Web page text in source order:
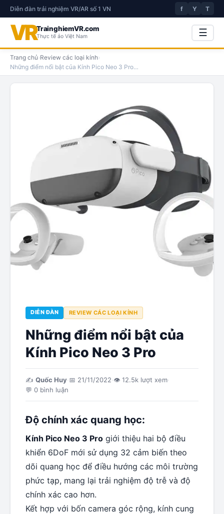
Diễn đàn trải nghiệm VR/AR số 1 VN f Y T
VRTrainghiemVR.com
Thực tế ảo Việt Nam ☰
Trang chủ›Review các loại kính›
Những điểm nổi bật của Kính Pico Neo 3 Pro…
DIỄN ĐÀN REVIEW CÁC LOẠI KÍNH
Những điểm nổi bật của
Kính Pico Neo 3 Pro
✍️ Quốc Huy·📅 21/11/2022·👁 12.5k lượt xem·
💬 0 bình luận
Độ chính xác quang học:
Kính Pico Neo 3 Pro giới thiệu hai bộ điều
khiển 6DoF mới sử dụng 32 cảm biến theo
dõi quang học để điều hướng các môi trường
phức tạp, mang lại trải nghiệm độ trễ và độ
chính xác cao hơn.
Kết hợp với bốn camera góc rộng, kính cung